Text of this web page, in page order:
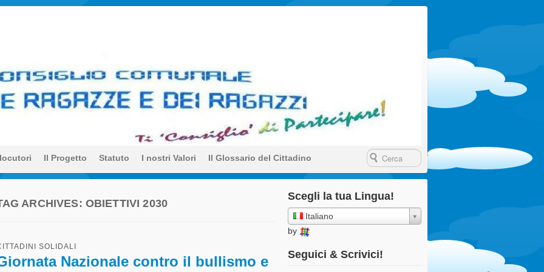
delle Ragazze e dei Ragazzi della
Il Progetto Statuto I nostri Valori Il Glossario del Cittadino
ARCHIVES: OBIETTIVI 2030
SOLIDALI
Nazionale contro il bullismo e
Scegli la tua Lingua!
Italiano
by
Seguici & Scrivici!